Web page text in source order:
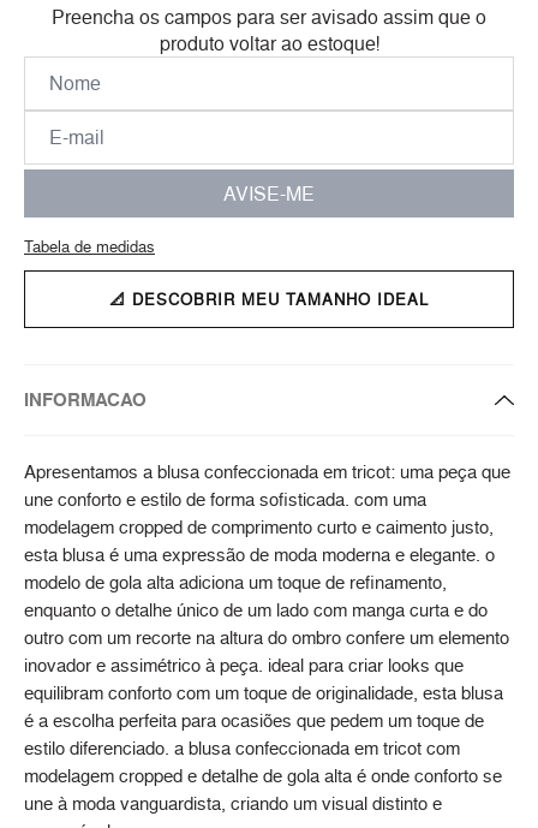
Preencha os campos para ser avisado assim que o
produto voltar ao estoque!
AVISE-ME
Tabela de medidas
📐 DESCOBRIR MEU TAMANHO IDEAL
INFORMACAO
Apresentamos a blusa confeccionada em tricot: uma peça que
une conforto e estilo de forma sofisticada. com uma
modelagem cropped de comprimento curto e caimento justo,
esta blusa é uma expressão de moda moderna e elegante. o
modelo de gola alta adiciona um toque de refinamento,
enquanto o detalhe único de um lado com manga curta e do
outro com um recorte na altura do ombro confere um elemento
inovador e assimétrico à peça. ideal para criar looks que
equilibram conforto com um toque de originalidade, esta blusa
é a escolha perfeita para ocasiões que pedem um toque de
estilo diferenciado. a blusa confeccionada em tricot com
modelagem cropped e detalhe de gola alta é onde conforto se
une à moda vanguardista, criando um visual distinto e